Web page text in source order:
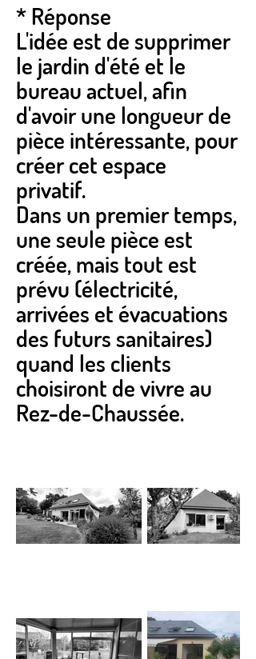
* Réponse
L'idée est de supprimer
le jardin d'été et le
bureau actuel, afin
d'avoir une longueur de
pièce intéressante, pour
créer cet espace
privatif.
Dans un premier temps,
une seule pièce est
créée, mais tout est
prévu (électricité,
arrivées et évacuations
des futurs sanitaires)
quand les clients
choisiront de vivre au
Rez-de-Chaussée.